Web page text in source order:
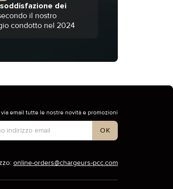
dei
il nostro
condotto nel 2024
account
via email tutte le nostre novità e promozioni
OK
online-orders@chargeurs-pcc.com